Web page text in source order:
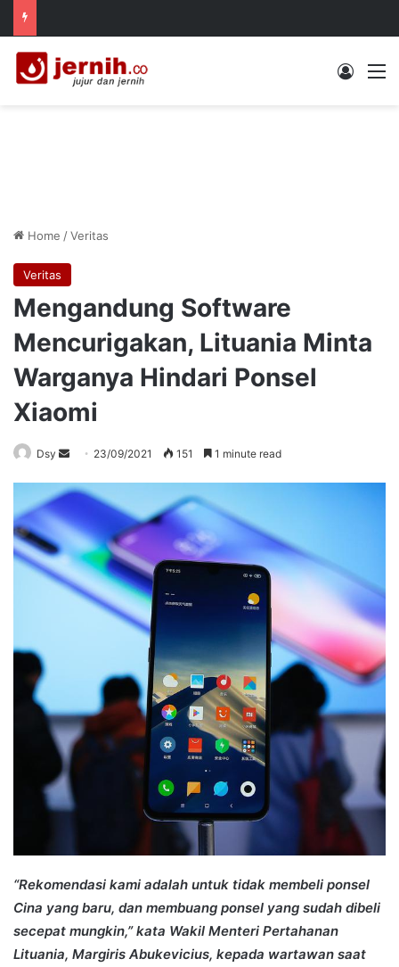
Log In
Home /Veritas
Veritas
Mengandung Software
Mencurigakan, Lituania Minta
Warganya Hindari Ponsel
Xiaomi
Dsy
Send
email
23/09/2021 151 1 minute read
“Rekomendasi kami adalah untuk tidak membeli ponsel
Cina yang baru, dan membuang ponsel yang sudah dibeli
secepat mungkin,” kata Wakil Menteri Pertahanan
Lituania, Margiris Abukevicius, kepada wartawan saat